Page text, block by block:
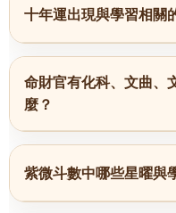
十年運出現與學習相關
命財官有化科、文曲、
麼？
紫微斗數中哪些星曜與